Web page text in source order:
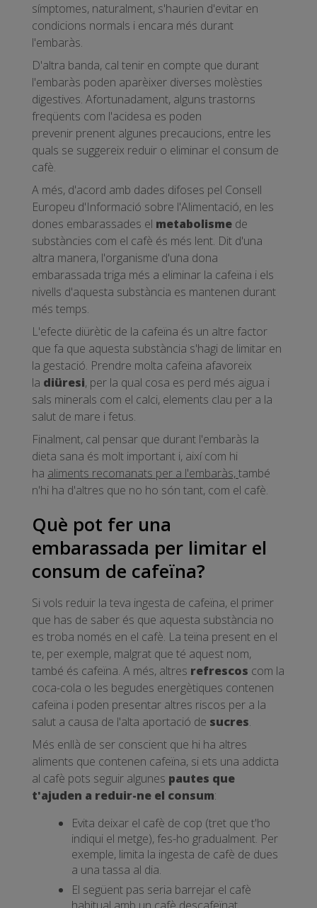
símptomes, naturalment, s'haurien d'evitar en
condicions normals i encara més durant
l'embaràs.
D'altra banda, cal tenir en compte que durant
l'embaràs poden aparèixer diverses molèsties
digestives. Afortunadament, alguns trastorns
freqüents com l'acidesa es poden
prevenir prenent algunes precaucions, entre les
quals se suggereix reduir o eliminar el consum de
cafè.
A més, d'acord amb dades difoses pel Consell
Europeu d'Informació sobre l'Alimentació, en les
dones embarassades el metabolisme de
substàncies com el cafè és més lent. Dit d'una
altra manera, l'organisme d'una dona
embarassada triga més a eliminar la cafeïna i els
nivells d'aquesta substància es mantenen durant
més temps.
L'efecte diürètic de la cafeïna és un altre factor
que fa que aquesta substància s'hagi de limitar en
la gestació. Prendre molta cafeïna afavoreix
la diüresi, per la qual cosa es perd més aigua i
sals minerals com el calci, elements clau per a la
salut de mare i fetus.
Finalment, cal pensar que durant l'embaràs la
dieta sana és molt important i, així com hi
ha aliments recomanats per a l'embaràs,també
n'hi ha d'altres que no ho són tant, com el cafè.
Què pot fer una
embarassada per limitar el
consum de cafeïna?
Si vols reduir la teva ingesta de cafeïna, el primer
que has de saber és que aquesta substància no
es troba només en el cafè. La teïna present en el
te, per exemple, malgrat que té aquest nom,
també és cafeïna. A més, altres refrescos com la
coca-cola o les begudes energètiques contenen
cafeïna i poden presentar altres riscos per a la
salut a causa de l'alta aportació de sucres.
Més enllà de ser conscient que hi ha altres
aliments que contenen cafeïna, si ets una addicta
al cafè pots seguir algunes pautes que
t'ajuden a reduir-ne el consum:
Evita deixar el cafè de cop (tret que t'ho
indiqui el metge), fes-ho gradualment. Per
exemple, limita la ingesta de cafè de dues
a una tassa al dia.
El següent pas seria barrejar el cafè